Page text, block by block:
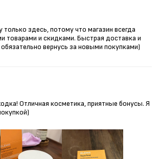
здесь, потому что магазин всегда
товарами и скидками. Быстрая доставка и
вернусь за новыми покупками)
Отличная косметика, приятные бонусы. Я